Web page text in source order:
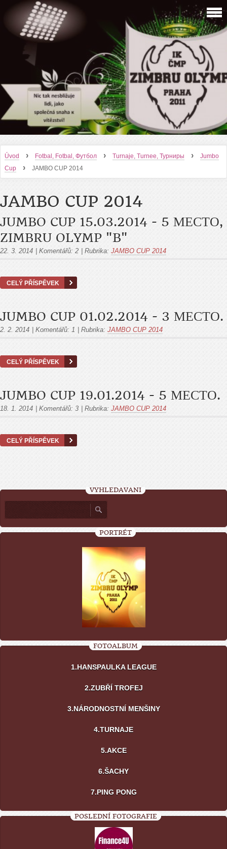
Úvod › Fotbal, Fotbal, Футбол › Turnaje, Turnee, Турниры ›
Jumbo
Cup
› JAMBO CUP 2014
JAMBO CUP 2014
JUMBO CUP 15.03.2014 - 5 МЕСТО,
ZIMBRU OLYMP "B"
22. 3. 2014 Komentářů: 2 Rubrika: JAMBO CUP 2014
CELÝ PŘÍSPĚVEK
JUMBO CUP 01.02.2014 - 3 МЕСТО.
2. 2. 2014 Komentářů: 1 Rubrika: JAMBO CUP 2014
CELÝ PŘÍSPĚVEK
JUMBO CUP 19.01.2014 - 5 МЕСТО.
18. 1. 2014 Komentářů: 3 Rubrika: JAMBO CUP 2014
CELÝ PŘÍSPĚVEK
VYHLEDÁVÁNÍ
PORTRÉT
FOTOALBUM
1.HANSPAULKA LEAGUE
2.ZUBŘÍ TROFEJ
3.NÁRODNOSTNÍ MENŠINY
4.TURNAJE
5.AKCE
6.ŠACHY
7.PING PONG
POSLEDNÍ FOTOGRAFIE